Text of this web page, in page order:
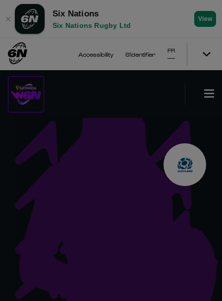
✕
Six Nations
Six Nations Rugby Ltd
View
Accessibility S'identifier
FR